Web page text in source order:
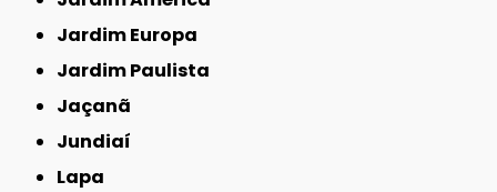
Jardim Europa
Jardim Paulista
Jaçanã
Jundiaí
Lapa